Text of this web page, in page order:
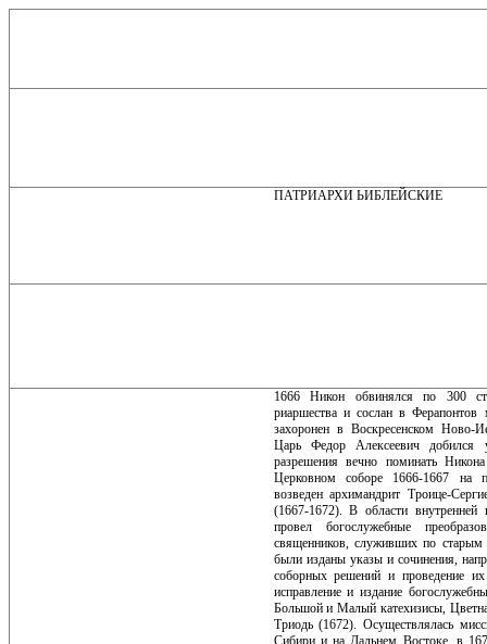
ПАТРИАРХИ ЬИБЛЕЙСКИЕ
1666 Никон обвинялся по 300
риаршества и сослан в
захоронен в Воскресенском Ново-
Царь Федор Алексеевич добился
разрешения вечно поминать
Церковном соборе 1666-1667 на
возведен архимандрит Троице-
(1667-1672). В области
про­вел богослужебные
священников, служивших по старым
были изданы указы и сочинения,
соборных решений и проведе­ние
исправление и изда­ние
Большой и Малый катехизисы,
Триодь (1672). Осуществлялась
Сибири и на Дальнем Востоке, в